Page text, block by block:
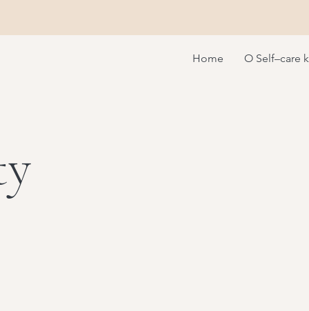
Home O Self–care